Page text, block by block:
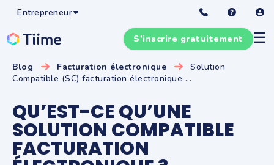
Entrepreneur
☰
S'inscrire gratuitement
Blog Facturation électronique
Solution
Compatible (SC) facturation électronique ...
QU’EST-CE QU’UNE
SOLUTION COMPATIBLE
FACTURATION